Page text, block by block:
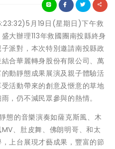
月19日(星期日)下午救
大辦理113年救國團南投縣終身
派對，本次特別邀請南投縣政
合華麗轉身股份有限公司、萬
動靜態成果展演及親子體驗活
活動帶來的創意及愜意的草地
，仍不減民眾參與的熱情。
態的音樂演奏如薩克斯風、木
、肚皮舞、佛朗明哥、和太
上台展現才藝成果，豐富的節